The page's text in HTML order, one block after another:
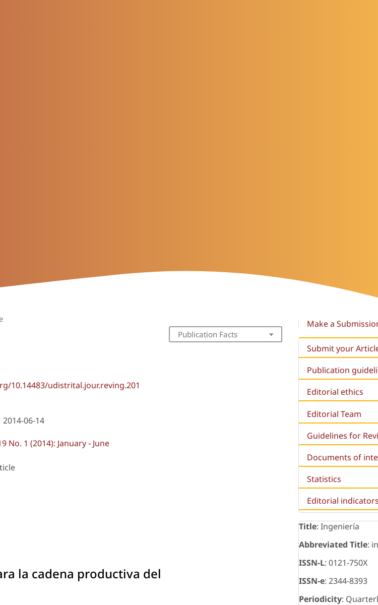
10.14483/udistrital.jour.reving.201
2014-06-14
No. 1 (2014): January - June
la cadena productiva del
Publication Facts
Make a
Submit your
Publication
Editorial ethics
Editorial Team
Guidelines for
Documents of
Statistics
Editorial
Title: Ingeniería
Abbreviated Title:
ISSN-L: 0121-750X
ISSN-e: 2344-8393
Periodicity: